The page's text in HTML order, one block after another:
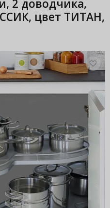
2 доводчика,
цвет ТИТАН,